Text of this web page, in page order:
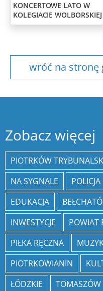
KONCERTOWE LATO W
KOLEGIACIE WOLBORSKIEJ
wróć na stronę
Zobacz więcej
PIOTRKÓW
NA SYGNALE
POLICJA
EDUKACJA
INWESTYCJE
POWIAT
PIŁKA RĘCZNA
PIOTRKOWIANIN
ŁÓDZKIE